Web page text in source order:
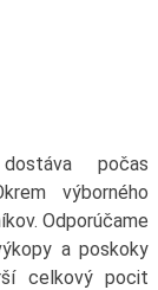
počas
výborného
Odporúčame
a poskoky
celkový pocit